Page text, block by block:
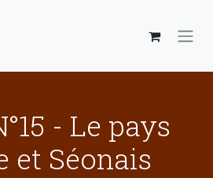
- Le pays
et Séonais